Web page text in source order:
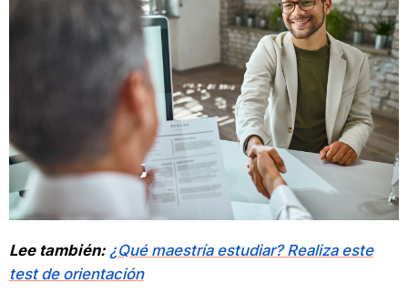
Lee también: ¿Qué maestría estudiar? Realiza este
test de orientación